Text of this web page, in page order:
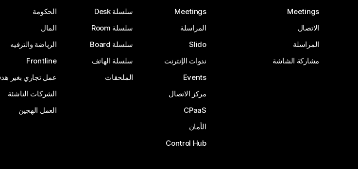
Meetings
الاتصال
المراسلة
مشاركة الشاشة
Meetings
المراسلة
Slido
ندوات الإنترنت
Events
مركز الاتصال
CPaaS
الأمان
Control Hub
سلسلة Desk
سلسلة Room
سلسلة Board
سلسلة الهاتف
الملحقات
الحكومة
المال
الرياضة والترفيه
Frontline
عمل تجاري بغير
الشركات الناشئة
العمل الهجين